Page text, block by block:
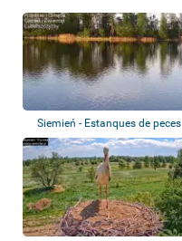
Siemień - Estanques de peces